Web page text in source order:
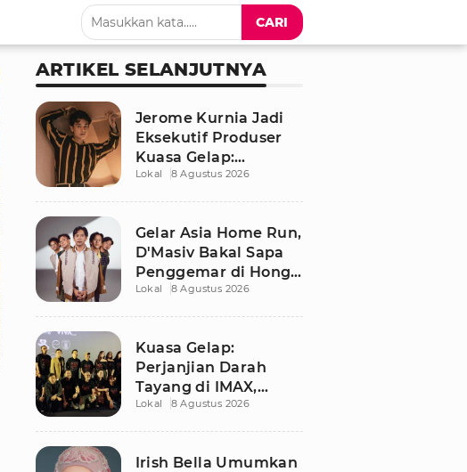
CARI
ARTIKEL SELANJUTNYA
Jerome Kurnia Jadi
Eksekutif Produser
Kuasa Gelap:
Perjanjian Darah,
Lokal 8 Agustus 2026
Gelar Asia Home Run,
D'Masiv Bakal Sapa
Penggemar di Hong
Kong
Lokal 8 Agustus 2026
Kuasa Gelap:
Perjanjian Darah
Tayang di IMAX,
Kisah Romo Rendra
Lokal 8 Agustus 2026
Irish Bella Umumkan